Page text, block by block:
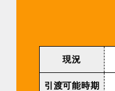
現況
引渡可能時期